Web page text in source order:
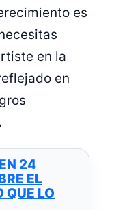
es
en la
en
24
EL
QUE LO